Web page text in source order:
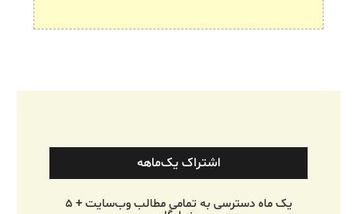
اشتراک یک‌ماهه
یک ماه دسترسی به تمامی مطالب وب‌سایت + ۵